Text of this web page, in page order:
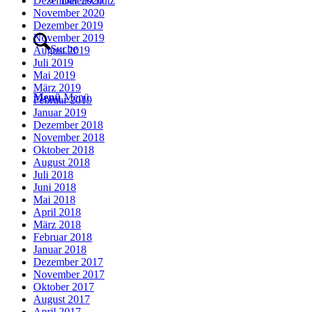
Suche
Menü Menü
November 2020
Dezember 2019
November 2019
August 2019
Juli 2019
Mai 2019
März 2019
Februar 2019
Januar 2019
Dezember 2018
November 2018
Oktober 2018
August 2018
Juli 2018
Juni 2018
Mai 2018
April 2018
März 2018
Februar 2018
Januar 2018
Dezember 2017
November 2017
Oktober 2017
August 2017